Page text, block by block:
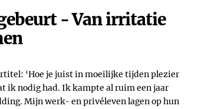
- Van irritatie
‘Hoe je juist in moeilijke tijden plezier
ik nodig had. Ik kampte al ruim een jaar
Mijn werk- en privéleven lagen op hun